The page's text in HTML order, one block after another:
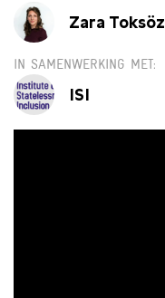
Zara Toksöz
IN SAMENWERKING MET
ISI